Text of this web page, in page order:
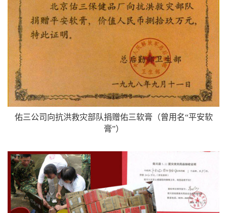
佑三公司向抗洪救灾部队捐赠佑三软膏（曾用名“平安软
膏”）